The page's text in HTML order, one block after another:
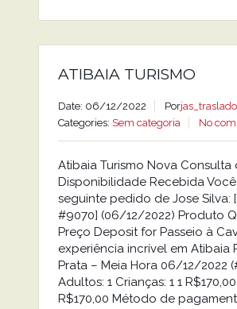
ATIBAIA TURISMO
Date: 06/12/2022 Por
Categories: Sem categoria No
Atibaia Turismo Nova Consulta
Disponibilidade Recebida
seguinte pedido de Jose Silva:
#9070] (06/12/2022) Produto
Preço Deposit for Passeio à
experiência incrível em Atibaia
Prata – Meia Hora 06/12/2022
Adultos: 1 Crianças: 1 1
R$170,00 Método de